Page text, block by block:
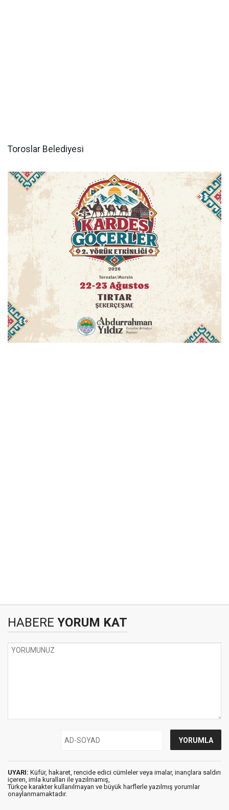
Toroslar Belediyesi
HABERE YORUM KAT
UYARI: Küfür, hakaret, rencide edici cümleler veya imalar, inançlara saldırı
içeren, imla kuralları ile yazılmamış,
Türkçe karakter kullanılmayan ve büyük harflerle yazılmış yorumlar
onaylanmamaktadır.